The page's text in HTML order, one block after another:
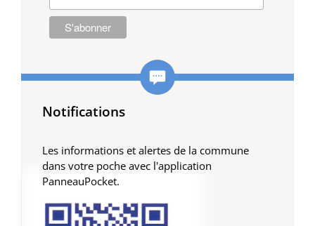
Notifications
Les informations et alertes de la commune
dans votre poche avec l'application
PanneauPocket.